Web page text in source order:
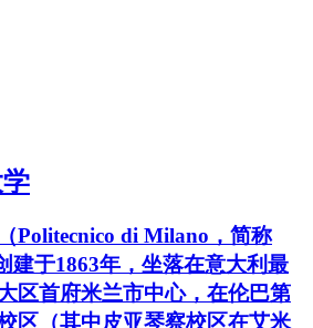
Politecnico di Milano，简称
于1863年，坐落在意大利最
区首府米兰市中心，在伦巴第
区（其中皮亚琴察校区在艾米